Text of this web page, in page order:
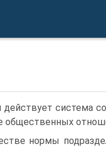
система
общественных
нормы